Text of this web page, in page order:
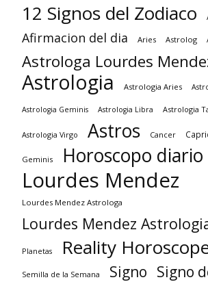
12 Signos del Zodiaco
Afirmacion del dia Aries Astrolog
Astrologa Lourdes
Astrologia Astrologia Aries
Astrologia Geminis Astrologia Libra Astrologia
Astrologia Virgo Astros Cancer
Geminis Horoscopo diario
Lourdes Mendez
Lourdes Mendez Astrologa
Lourdes Mendez
Planetas Reality
Semilla de la Semana Signo Signo